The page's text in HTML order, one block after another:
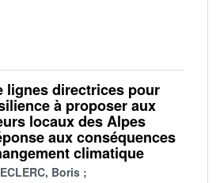
lignes directrices pour
à proposer aux
locaux des Alpes
aux conséquences
climatique
Boris